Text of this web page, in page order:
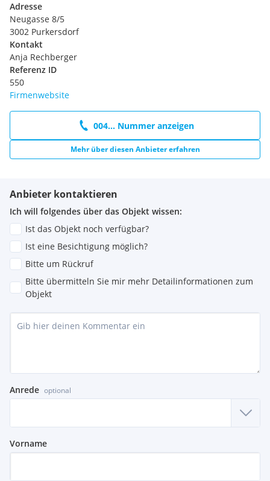
Adresse
Neugasse 8/5
3002 Purkersdorf
Kontakt
Anja Rechberger
Referenz ID
550
Firmenwebsite
004... Nummer anzeigen
Mehr über diesen Anbieter erfahren
Anbieter kontaktieren
Ich will folgendes über das Objekt wissen:
Ist das Objekt noch verfügbar?
Ist eine Besichtigung möglich?
Bitte um Rückruf
Bitte übermitteln Sie mir mehr Detailinformationen zum
Objekt
Anrede optional
Vorname